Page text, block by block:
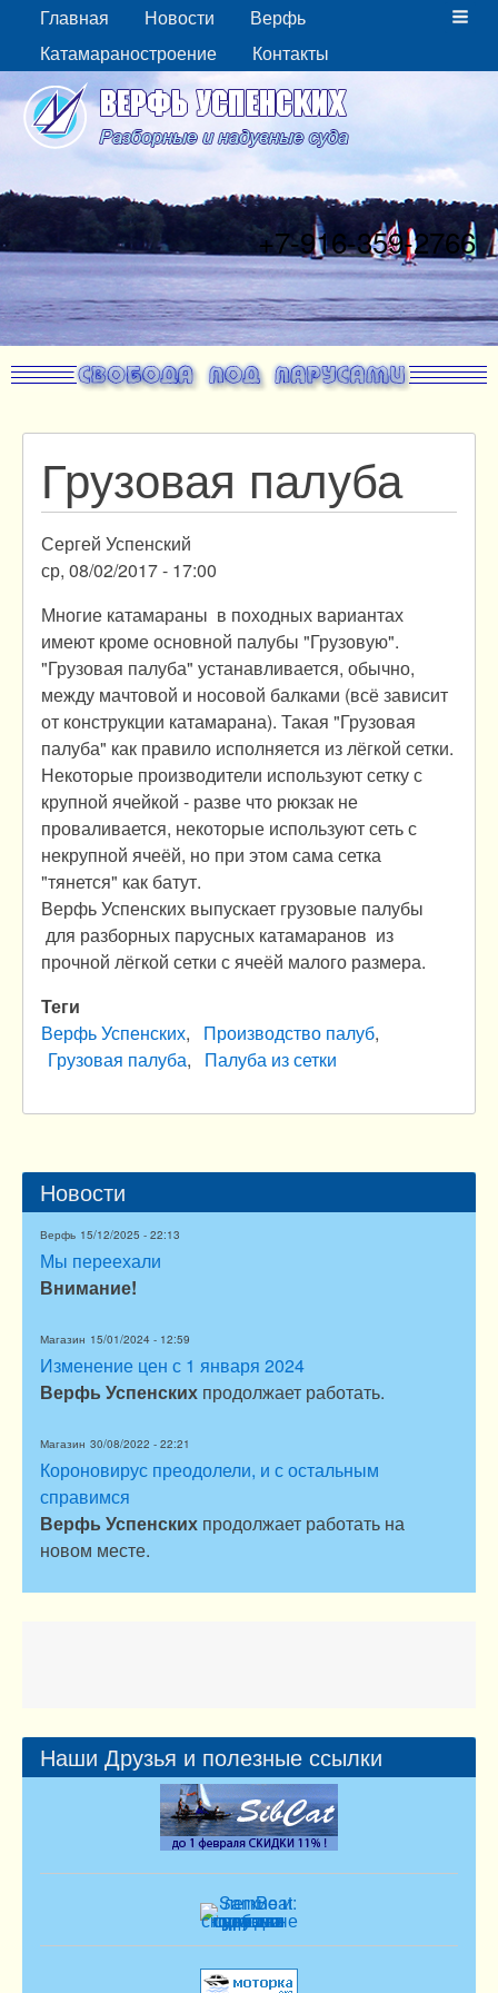
+7-916-359-2766
Главная Новости
Верфь
Катамараностроение
Контакты
Грузовая палуба
Сергей Успенский
ср, 08/02/2017 - 17:00
Многие катамараны в походных вариантах
имеют кроме основной палубы "Грузовую".
"Грузовая палуба" устанавливается, обычно,
между мачтовой и носовой балками (всё зависит
от конструкции катамарана). Такая "Грузовая
палуба" как правило исполняется из лёгкой сетки.
Некоторые производители используют сетку с
крупной ячейкой - разве что рюкзак не
проваливается, некоторые используют сеть с
некрупной ячеёй, но при этом сама сетка
"тянется" как батут.
Верфь Успенских выпускает грузовые палубы
для разборных парусных катамаранов из
прочной лёгкой сетки с ячеёй малого размера.
Теги
Верфь Успенских
Производство палуб
Грузовая палуба
Палуба из сетки
Новости
Верфь 15/12/2025 - 22:13
Мы переехали
Внимание!
Магазин 15/01/2024 - 12:59
Изменение цен с 1 января 2024
Верфь Успенских продолжает работать.
Магазин 30/08/2022 - 22:21
Короновирус преодолели, и с остальным
справимся
Верфь Успенских продолжает работать на
новом месте.
Наши Друзья и полезные ссылки
Синдбад